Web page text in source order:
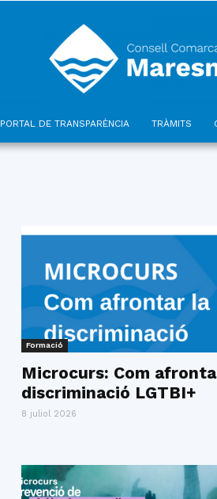
Comarcal
Maresme
PORTAL DE TRANSPARÈNCIA TRÀMITS
Formació
Microcurs: Com
discriminació LGTBI+
8 juliol 2026